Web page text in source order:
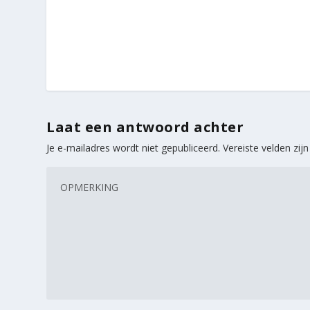
Laat een antwoord achter
Je e-mailadres wordt niet gepubliceerd. Vereiste velden